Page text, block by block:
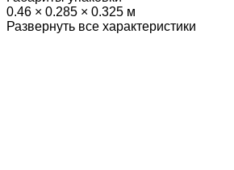
0.46 × 0.285 × 0.325 м
Развернуть все характеристики